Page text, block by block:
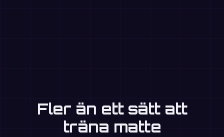
Fler än ett sätt att
träna matte